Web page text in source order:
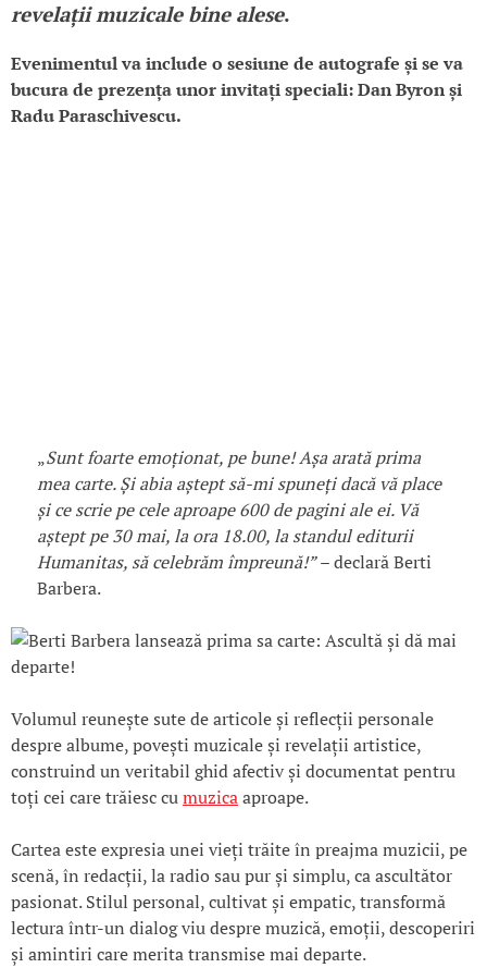
revelații muzicale bine alese.
Evenimentul va include o sesiune de autografe și se va
bucura de prezența unor invitați speciali: Dan Byron și
Radu Paraschivescu.
„Sunt foarte emoționat, pe bune! Așa arată prima
mea carte. Și abia aștept să-mi spuneți dacă vă place
și ce scrie pe cele aproape 600 de pagini ale ei. Vă
aștept pe 30 mai, la ora 18.00, la standul editurii
Humanitas, să celebrăm împreună!”– declară Berti
Barbera.
Volumul reunește sute de articole și reflecții personale
despre albume, povești muzicale și revelații artistice,
construind un veritabil ghid afectiv și documentat pentru
toți cei care trăiesc cumuzicaaproape.
Cartea este expresia unei vieți trăite în preajma muzicii, pe
scenă, în redacții, la radio sau pur și simplu, ca ascultător
pasionat. Stilul personal, cultivat și empatic, transformă
lectura într-un dialog viu despre muzică, emoții, descoperiri
și amintiri care merita transmise mai departe.